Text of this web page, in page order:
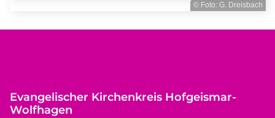
© Foto: G. Dreisbach
Evangelischer Kirchenkreis Hofgeismar-
Wolfhagen